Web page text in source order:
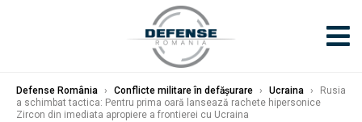
Defense România › Conflicte militare în defășurare › Ucraina ›
Rusia
a schimbat tactica: Pentru prima oară lansează rachete hipersonice
Zircon din imediata apropiere a frontierei cu Ucraina